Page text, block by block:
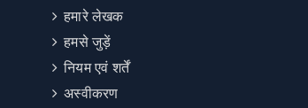
हमारे लेखक
हमसे जुड़ें
नियम एवं शर्तें
अस्वीकरण